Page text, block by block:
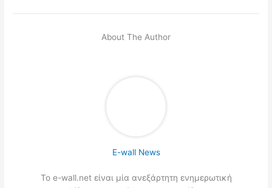
About The Author
E-wall News
Το e-wall.net είναι μία ανεξάρτητη ενημερωτική